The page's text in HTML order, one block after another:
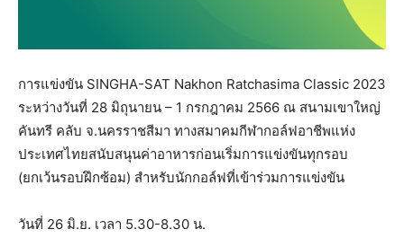
การแข่งขัน SINGHA-SAT Nakhon Ratchasima Classic 2023
ระหว่างวันที่ 28 มิถุนายน – 1 กรกฎาคม 2566 ณ สนามเขาใหญ่
คันทรี คลับ จ.นครราชสีมา ทางสมาคมกีฬากอล์ฟอาชีพแห่ง
ประเทศไทยสนับสนุนค่าอาหารก่อนเริ่มการแข่งขันทุกรอบ
(ยกเว้นรอบฝึกซ้อม) สำหรับนักกอล์ฟที่เข้าร่วมการแข่งขัน
วันที่ 26 มิ.ย. เวลา 5.30-8.30 น.